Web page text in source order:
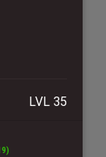
LVL 35